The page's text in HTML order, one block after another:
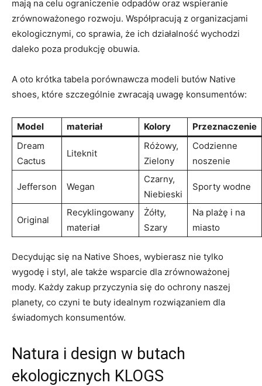
mają na celu ograniczenie odpadów oraz wspieranie
zrównoważonego rozwoju. Współpracują z organizacjami
ekologicznymi, co sprawia, że ich działalność wychodzi
daleko poza produkcję obuwia.
A oto krótka tabela porównawcza modeli butów Native
shoes, które szczególnie zwracają uwagę konsumentów:
Model materiał Kolory
Przeznaczenie
Dream
Cactus
Liteknit
Różowy,
Zielony
Codzienne
noszenie
Jefferson Wegan
Czarny,
Niebieski
Sporty wodne
Original
Recyklingowany
materiał
Żółty,
Szary
Na plażę i na
miasto
Decydując się na Native Shoes, wybierasz nie tylko
wygodę i styl, ale także wsparcie dla zrównoważonej
mody. Każdy zakup przyczynia się do ochrony naszej
planety, co czyni te buty idealnym rozwiązaniem dla
świadomych konsumentów.
Natura i design w butach
ekologicznych KLOGS